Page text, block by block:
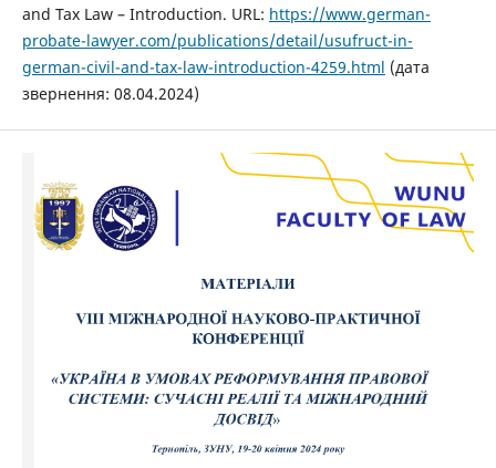
and Tax Law – Introduction. URL: https://www.german-
probate-lawyer.com/publications/detail/usufruct-in-
german-civil-and-tax-law-introduction-4259.html (дата
звернення: 08.04.2024)